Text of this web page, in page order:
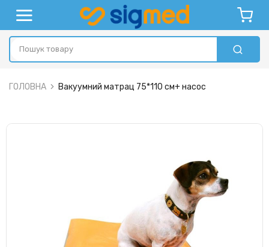
ГОЛОВНА Вакуумний матрац 75*110 см+ насос